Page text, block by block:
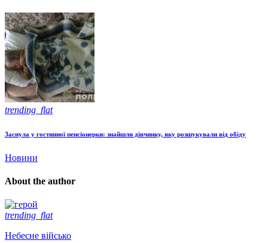
trending_flat
Заснула у гостинної пенсіонерки: знайшли дівчинку, яку розшукували від обіду
Новини
About the author
trending_flat
Небесне військо